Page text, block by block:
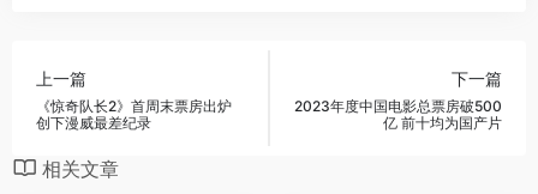
上一篇
《惊奇队长2》首周末票房出炉
创下漫威最差纪录
下一篇
2023年度中国电影总票房破500
亿 前十均为国产片
相关文章